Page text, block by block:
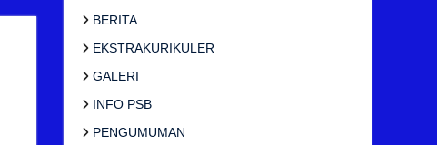
BERITA
EKSTRAKURIKULER
GALERI
INFO PSB
PENGUMUMAN